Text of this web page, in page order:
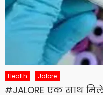
Health Jalore
#JALORE एक साथ